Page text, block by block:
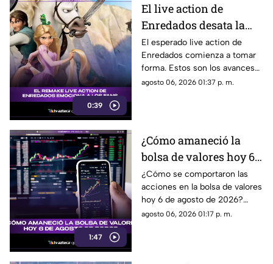
0:39
El live action de
Enredados desata la
emoción entre los
seguidores: los
primeros avances son
estos
El esperado live action de
Enredados comienza a tomar
forma. Estos son los avances
que ya generan conversación.
agosto 06, 2026 01:37 p. m.
1:47
¿Cómo amaneció la
bolsa de valores hoy 6
de agosto de 2026?
¿Cómo se comportaron las
acciones en la bolsa de valores
hoy 6 de agosto de 2026?
Encuentra todos los detalles
agosto 06, 2026 01:17 p. m.